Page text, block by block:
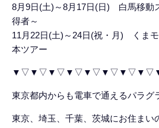
8月9日(土)～8月17日(日) 白馬移
得者～
11月22日(土)～24日(祝・月) くま
本ツアー
東京都内からも電車で通えるパラグ
東京、埼玉、千葉、茨城にお住まい